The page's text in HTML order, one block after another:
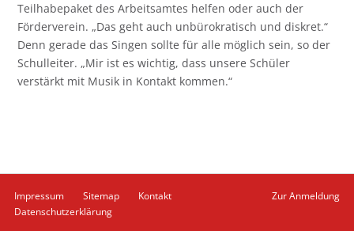
Teilhabepaket des Arbeitsamtes helfen oder auch der
Förderverein. „Das geht auch unbürokratisch und diskret.“
Denn gerade das Singen sollte für alle möglich sein, so der
Schulleiter. „Mir ist es wichtig, dass unsere Schüler
verstärkt mit Musik in Kontakt kommen.“
Zur Anmeldung
Navigation
überspringen
Impressum Sitemap
Kontakt
Datenschutzerklärung